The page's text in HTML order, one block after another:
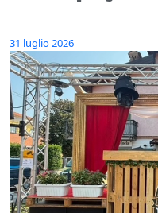
31 luglio 2026